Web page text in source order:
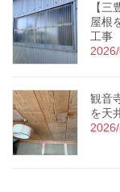
【
屋根
工事
観音
を天